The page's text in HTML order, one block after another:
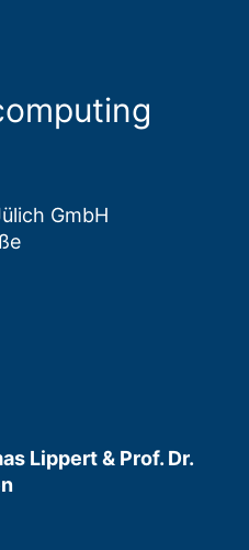
GmbH
Lippert & Prof. Dr.